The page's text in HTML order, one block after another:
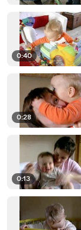
0:40
0:28
0:13